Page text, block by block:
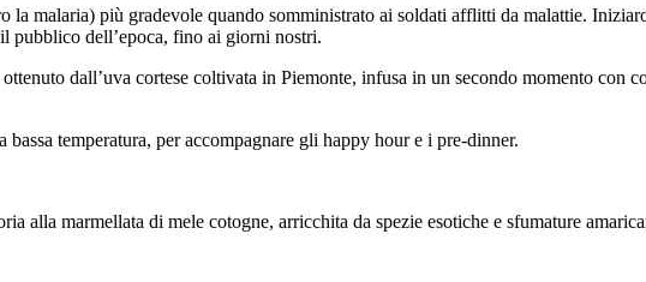
malaria) più gradevole quando somministrato ai soldati afflitti da malattie.
pubblico dell’epoca, fino ai giorni nostri.
dall’uva cortese coltivata in Piemonte, infusa in un secondo momento con
temperatura, per accompagnare gli happy hour e i pre-dinner.
alla marmellata di mele cotogne, arricchita da spezie esotiche e sfumature